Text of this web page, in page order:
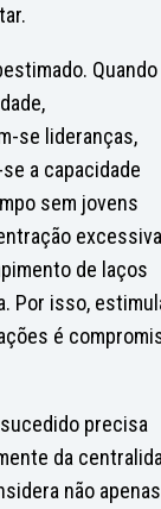
Quando
se lideranças,
a capacidade
sem jovens
de laços
Por isso,
é
precisa
da
não